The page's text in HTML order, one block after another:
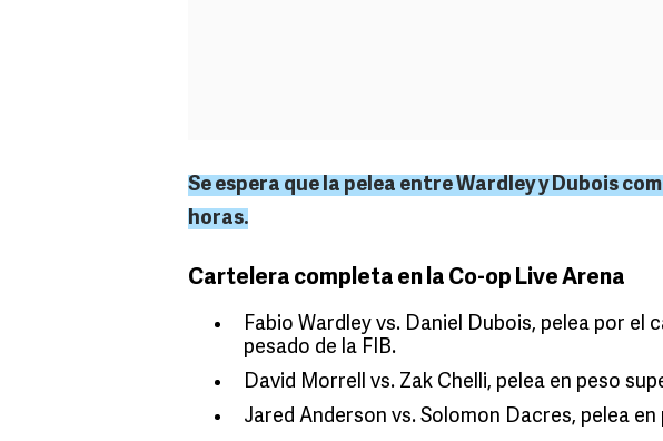
Se espera que la pelea entre Wardley y Dubois
horas.
Cartelera completa en la Co-op Live Arena
Fabio Wardley vs. Daniel Dubois, pelea por el
pesado de la FIB.
David Morrell vs. Zak Chelli, pelea en peso
Jared Anderson vs. Solomon Dacres, pelea en